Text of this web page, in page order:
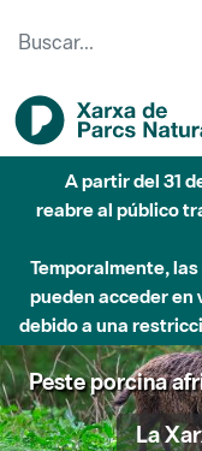
A partir del 31
reabre al público
Temporalmente,
pueden acceder
debido a una
Peste porcina
La